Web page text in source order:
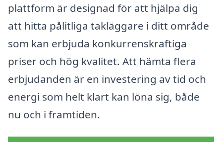
plattform är designad för att hjälpa dig
att hitta pålitliga takläggare i ditt område
som kan erbjuda konkurrenskraftiga
priser och hög kvalitet. Att hämta flera
erbjudanden är en investering av tid och
energi som helt klart kan löna sig, både
nu och i framtiden.